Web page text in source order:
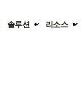
솔루션 리소스